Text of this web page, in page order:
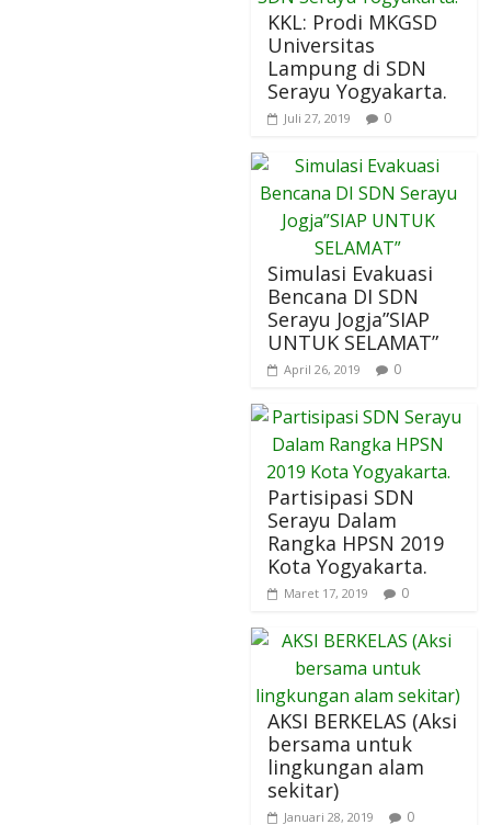
KKL: Prodi MKGSD
Universitas
Lampung di SDN
Serayu Yogyakarta.
Juli 27, 2019 0
Simulasi Evakuasi
Bencana DI SDN
Serayu Jogja”SIAP
UNTUK SELAMAT”
April 26, 2019 0
Partisipasi SDN
Serayu Dalam
Rangka HPSN 2019
Kota Yogyakarta.
Maret 17, 2019 0
AKSI BERKELAS (Aksi
bersama untuk
lingkungan alam
sekitar)
Januari 28, 2019 0